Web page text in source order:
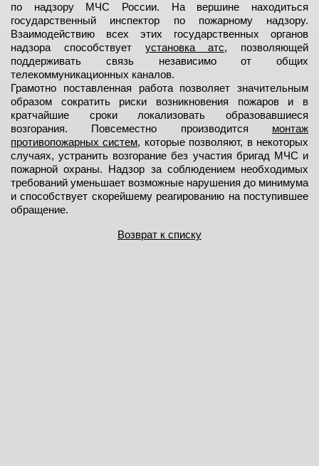
по надзору МЧС России. На вершине находиться
государственный инспектор по пожарному надзору.
Взаимодействию всех этих государственных органов
надзора способствует установка атс, позволяющей
поддерживать связь независимо от общих
телекоммуникационных каналов.
Грамотно поставленная работа позволяет значительным
образом сократить риски возникновения пожаров и в
кратчайшие сроки локализовать образовавшиеся
возгорания. Повсеместно производится монтаж
противопожарных систем, которые позволяют, в некоторых
случаях, устранить возгорание без участия бригад МЧС и
пожарной охраны. Надзор за соблюдением необходимых
требований уменьшает возможные нарушения до минимума
и способствует скорейшему реагированию на поступившее
обращение.
Возврат к списку